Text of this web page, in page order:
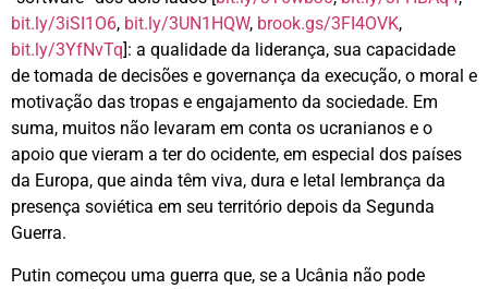
bit.ly/3iSI1O6, bit.ly/3UN1HQW, brook.gs/3FI4OVK,
bit.ly/3YfNvTq]: a qualidade da liderança, sua capacidade
de tomada de decisões e governança da execução, o moral e
motivação das tropas e engajamento da sociedade. Em
suma, muitos não levaram em conta os ucranianos e o
apoio que vieram a ter do ocidente, em especial dos países
da Europa, que ainda têm viva, dura e letal lembrança da
presença soviética em seu território depois da Segunda
Guerra.
Putin começou uma guerra que, se a Ucânia não pode